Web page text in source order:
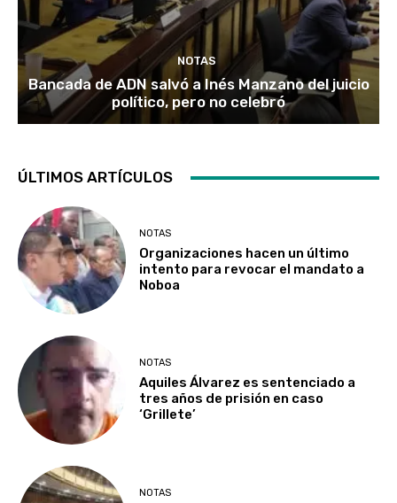
NOTAS
Bancada de ADN salvó a Inés Manzano del juicio
político, pero no celebró
ÚLTIMOS ARTÍCULOS
NOTAS
Organizaciones hacen un último
intento para revocar el mandato a
Noboa
NOTAS
Aquiles Álvarez es sentenciado a
tres años de prisión en caso
‘Grillete’
NOTAS